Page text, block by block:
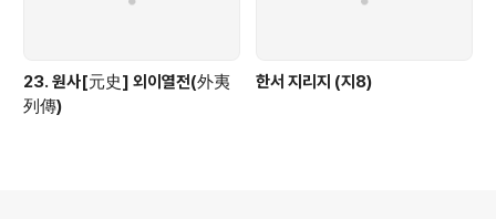
23. 원사[元史] 외이열전(外夷
列傳)
한서 지리지 (지8)